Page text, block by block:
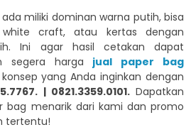
miliki dominan warna putih, bisa
white craft, atau kertas dengan
Ini agar hasil cetakan dapat
segera harga jual paper bag
yang Anda inginkan dengan
| 0821.3359.0101.Dapatkan
bag menarik dari kami dan promo
tertentu!